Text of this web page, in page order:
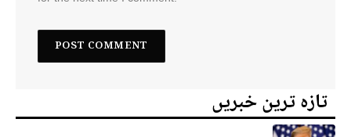
تازہ ترین خبریں